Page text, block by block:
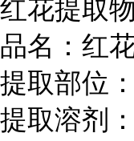
红花提取
品名：红
提取部位
提取溶剂